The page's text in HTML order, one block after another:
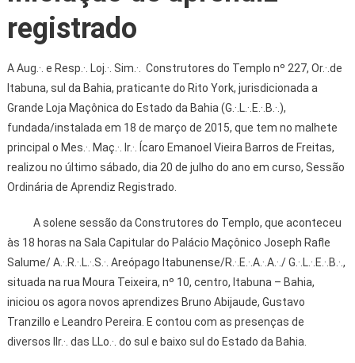
registrado
A Aug.·. e Resp.·. Loj.·. Sim.·. Construtores do Templo nº 227, Or.·.de
Itabuna, sul da Bahia, praticante do Rito York, jurisdicionada a
Grande Loja Maçônica do Estado da Bahia (G.·.L.·.E.·.B.·.),
fundada/instalada em 18 de março de 2015, que tem no malhete
principal o Mes.·. Maç.·. Ir.·. Ícaro Emanoel Vieira Barros de Freitas,
realizou no último sábado, dia 20 de julho do ano em curso, Sessão
Ordinária de Aprendiz Registrado.
A solene sessão da Construtores do Templo, que aconteceu
às 18 horas na Sala Capitular do Palácio Maçônico Joseph Rafle
Salume/ A.·.R.·.L.·.S.·. Areópago Itabunense/R.·.E.·.A.·.A.·./ G.·.L.·.E.·.B.·.,
situada na rua Moura Teixeira, nº 10, centro, Itabuna – Bahia,
iniciou os agora novos aprendizes Bruno Abijaude, Gustavo
Tranzillo e Leandro Pereira. E contou com as presenças de
diversos IIr.·. das LLo.·. do sul e baixo sul do Estado da Bahia.